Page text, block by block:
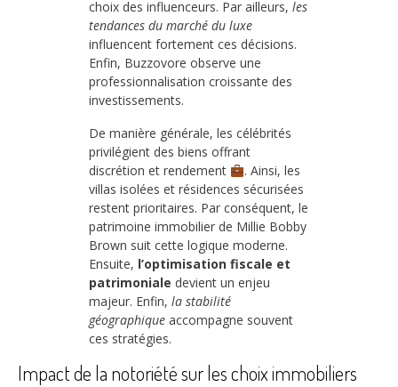
choix des influenceurs. Par ailleurs, les
tendances du marché du luxe
influencent fortement ces décisions.
Enfin, Buzzovore observe une
professionnalisation croissante des
investissements.
De manière générale, les célébrités
privilégient des biens offrant
discrétion et rendement
. Ainsi, les
villas isolées et résidences sécurisées
restent prioritaires. Par conséquent, le
patrimoine immobilier de Millie Bobby
Brown suit cette logique moderne.
Ensuite, l’optimisation fiscale et
patrimoniale devient un enjeu
majeur. Enfin, la stabilité
géographique accompagne souvent
ces stratégies.
Impact de la notoriété sur les choix immobiliers